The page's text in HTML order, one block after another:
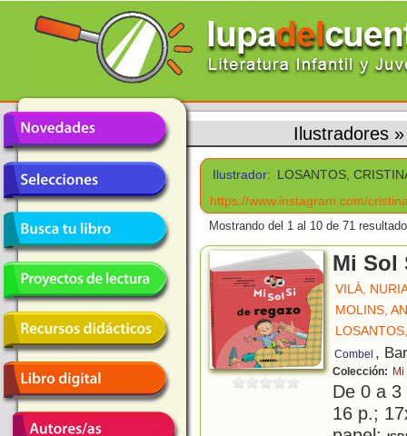
Ilustradores
Ilustrador: LOSANTOS,
https://www.instagram.com/
Mostrando del 1 al 10 de 71
Mi Sol
VILÀ,
MOLINS,
Combel ,
Colección:
De 0 a
16 p.;